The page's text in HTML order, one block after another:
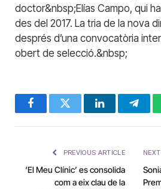
doctor&nbsp;Elías Campo, qui
des del 2017. La tria de la nova
després d’una convocatòria
obert de selecció.&nbsp;
FacebookTwitter LinkedIn
PREVIOUS ARTICLE
‘El Meu Clínic’ es consolida
com a eix clau de la